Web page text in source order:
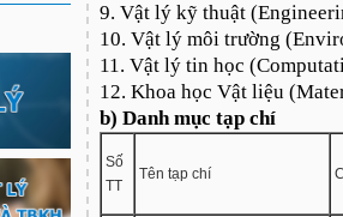
9. Vật lý kỹ thuật
10. Vật lý môi trường
11. Vật lý tin học
12. Khoa học Vật liệu
b) Danh mục tạp chí
Số
TT
Tên tạp chí